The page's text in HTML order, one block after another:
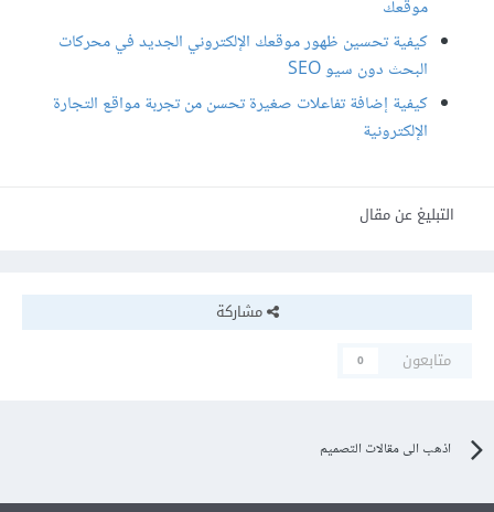
موقعك
كيفية تحسين ظهور موقعك الإلكتروني الجديد في محركات
البحث دون سيو SEO
كيفية إضافة تفاعلات صغيرة تحسن من تجربة مواقع التجارة
الإلكترونية
التبليغ عن مقال
مشاركة
متابعون
0
اذهب الى مقالات التصميم